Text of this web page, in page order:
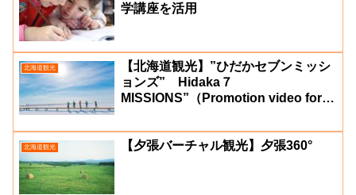
学講座を活用
北海道観光
【北海道観光】”ひだかセブンミッシ
ョンズ” Hidaka７
MISSIONS”（Promotion video for
北海道観光 【夕張バーチャル観光】夕張360°